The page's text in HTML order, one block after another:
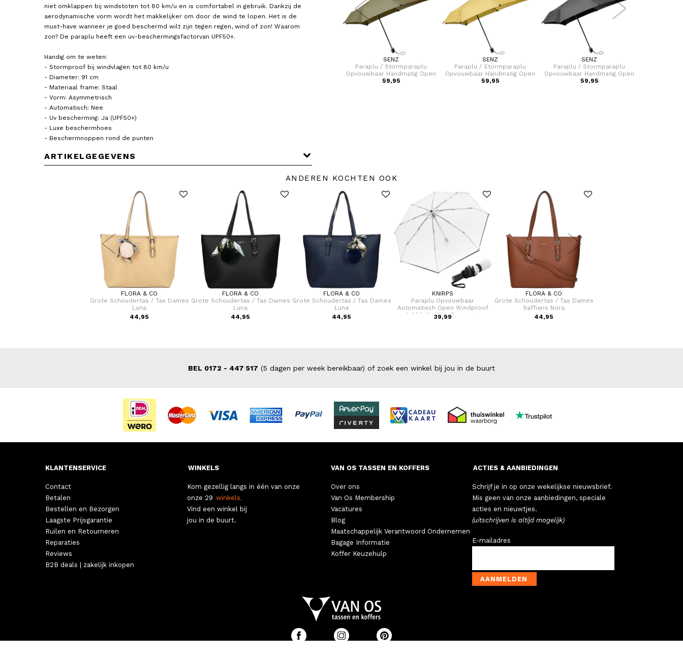
niet omklappen bij windstoten tot 80 km/u en is comfortabel in gebruik. Dankzij de
aerodynamische vorm wordt het makkelijker om door de wind te lopen. Het is de
must-have wanneer je goed beschermd wilt zijn tegen regen, wind of zon! Waarom
zon? De paraplu heeft een uv-beschermingsfactorvan UPF50+.
Handig om te weten:
- Stormproof bij windvlagen tot 80 km/u
- Diameter: 91 cm
- Materiaal frame: Staal
- Vorm: Asymmetrisch
- Automatisch: Nee
- Uv bescherming: Ja (UPF50+)
- Luxe beschermhoes
- Beschermnoppen rond de punten
ARTIKELGEGEVENS
SENZ
Paraplu / Stormparaplu
Opvouwbaar Automatisch Open
Mini Automatic
69,95
Paraplu / Stormparaplu
SENZ
Paraplu / Stormparaplu
Opvouwbaar Handmatig Open
Mini
59,95
SENZ
Paraplu / Stormparaplu
Opvouwbaar Handmatig Open
Mini
59,95
SENZ
Paraplu / Stormparaplu
Opvouwbaar Handmatig Open
Mini
59,95
ANDEREN KOCHTEN OOK
FLORA & CO
Grote Schoudertas / Tas Dames
Luna
44,95
FLORA & CO
Grote Schoudertas / Tas Dames
Luna
44,95
FLORA & CO
Grote Schoudertas / Tas Dames
Luna
44,95
KNIRPS
Paraplu Opvouwbaar
Automatisch Open Windproof
A.200 Medium Duomatic
39,99
FLORA & CO
Grote Schoudertas / Tas Dames
Saffiano Nora
44,95
BEL 0172 - 447 517 (5 dagen per week bereikbaar) of zoek een winkel bij jou in de buurt
KLANTENSERVICE
Contact
Betalen
Bestellen en Bezorgen
Laagste Prijsgarantie
Ruilen en Retourneren
Reparaties
Reviews
B2B deals | zakelijk inkopen
WINKELS
Kom gezellig langs in één van onze
onze 29 winkels.
Vind een winkel bij
jou in de buurt.
VAN OS TASSEN EN KOFFERS
Over ons
Van Os Membership
Vacatures
Blog
Maatschappelijk Verantwoord Ondernemen
Bagage Informatie
Koffer Keuzehulp
ACTIES & AANBIEDINGEN
Schrijf je in op onze wekelijkse nieuwsbrief.
Mis geen van onze aanbiedingen, speciale
acties en nieuwtjes.
(uitschrijven is altijd mogelijk)
E-mailadres
AANMELDEN